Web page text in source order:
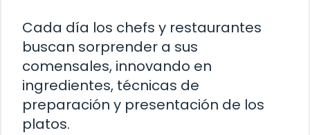
Cada día los chefs y restaurantes
buscan sorprender a sus
comensales, innovando en
ingredientes, técnicas de
preparación y presentación de los
platos.